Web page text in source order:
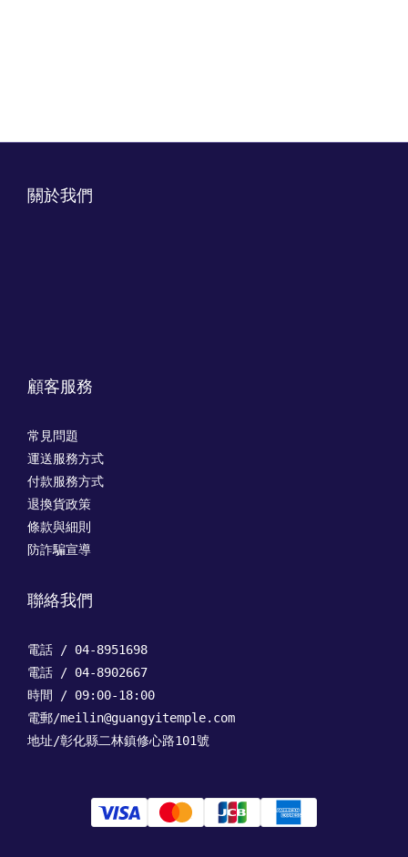
關於我們
顧客服務
常見問題
運送服務方式
付款服務方式
退換貨政策
條款與細則
防詐騙宣導
聯絡我們
電話 / 04-8951698
電話 / 04-8902667
時間 / 09:00-18:00
電郵/meilin@guangyitemple.com
地址/彰化縣二林鎮修心路101號